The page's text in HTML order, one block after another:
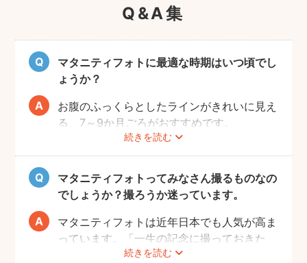
Q&A集
マタニティフォトに最適な時期はいつ頃でし
ょうか？
続きを読む
お腹のふっくらとしたラインがきれいに見え
る、7～9か月ごろがおすすめです。
赤ちゃんが出産予定日よりも早く誕生するこ
ともありますので、臨月までの撮影をご検討
いただければと思います。
マタニティフォトってみなさん撮るものなの
でしょうか？撮ろうか迷っています。
続きを読む
マタニティフォトは近年日本でも人気が高ま
っています。「一生の記念に撮っておきた
い」と考える方が増えているようです。